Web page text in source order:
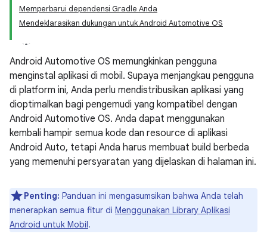
Memperbarui dependensi Gradle Anda
Mendeklarasikan dukungan untuk Android Automotive OS
Android Automotive OS memungkinkan pengguna
menginstal aplikasi di mobil. Supaya menjangkau pengguna
di platform ini, Anda perlu mendistribusikan aplikasi yang
dioptimalkan bagi pengemudi yang kompatibel dengan
Android Automotive OS. Anda dapat menggunakan
kembali hampir semua kode dan resource di aplikasi
Android Auto, tetapi Anda harus membuat build berbeda
yang memenuhi persyaratan yang dijelaskan di halaman ini.
Penting: Panduan ini mengasumsikan bahwa Anda telah
menerapkan semua fitur di Menggunakan Library Aplikasi
Android untuk Mobil.